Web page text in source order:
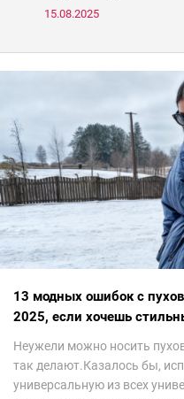
носить, а что нет
15.08.2025
13 модных ошибок с
2025, если хочешь
Неужели можно носить
так делают.Казалось бы,
универсальную из всех